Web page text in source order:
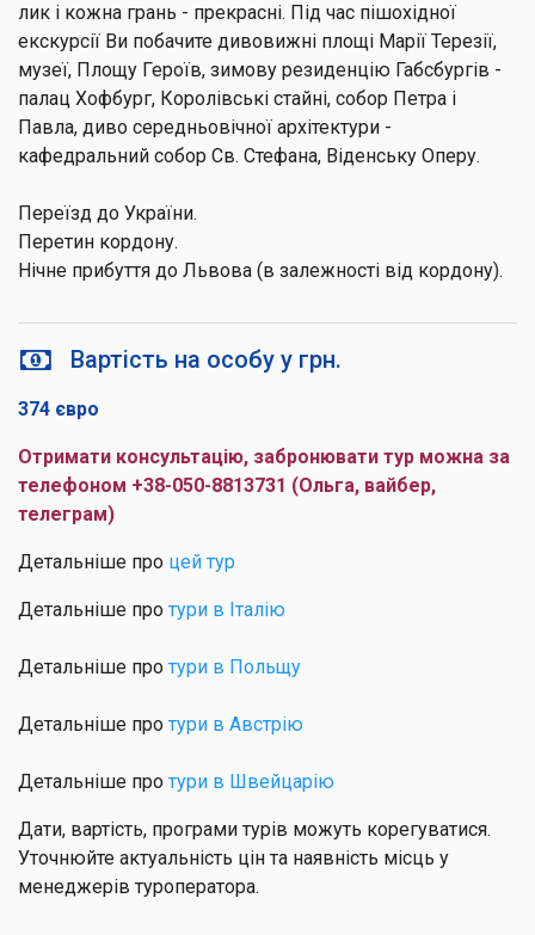
лик і кожна грань - прекрасні. Під час пішохідної
екскурсії Ви побачите дивовижні площі Марії Терезії,
музеї, Площу Героїв, зимову резиденцію Габсбургів -
палац Хофбург, Королівські стайні, собор Петра і
Павла, диво середньовічної архітектури -
кафедральний собор Св. Стефана, Віденську Оперу.
Переїзд до України.
Перетин кордону.
Нічне прибуття до Львова (в залежності від кордону).
Вартість на особу у грн.
374 євро
Отримати консультацію, забронювати тур можна за
телефоном +38-050-8813731 (Ольга, вайбер,
телеграм)
Детальніше про цей тур
Детальніше про тури в Італію
Детальніше про тури в Польщу
Детальніше про тури в Австрію
Детальніше про тури в Швейцарію
Дати, вартість, програми турів можуть корегуватися.
Уточнюйте актуальність цін та наявність місць у
менеджерів туроператора.